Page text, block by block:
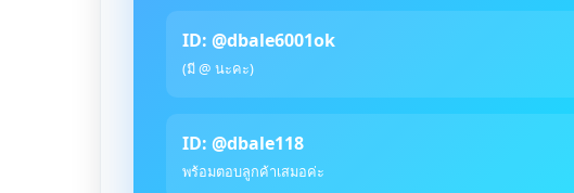
ID: @dbale6001ok
(มี @ นะคะ)
ID: @dbale118
พร้อมตอบลูกค้าเสมอค่ะ